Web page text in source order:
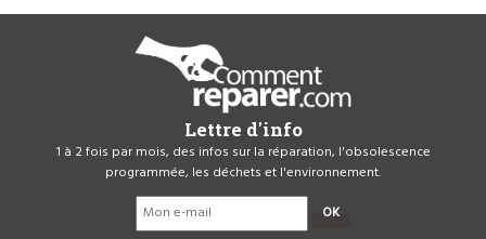
Lettre d'info
1 à 2 fois par mois, des infos sur la réparation, l'obsolescence
programmée, les déchets et l'environnement.
OK